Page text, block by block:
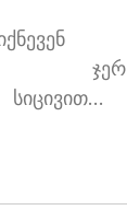
ჯერ